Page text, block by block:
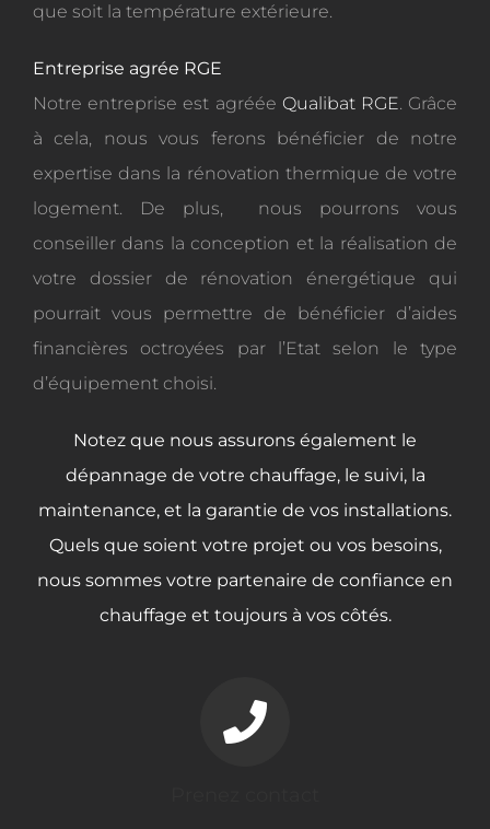
que soit la température extérieure.
Entreprise agrée RGE
Notre entreprise est agréée Qualibat RGE. Grâce
à cela, nous vous ferons bénéficier de notre
expertise dans la rénovation thermique de votre
logement. De plus, nous pourrons vous
conseiller dans la conception et la réalisation de
votre dossier de rénovation énergétique qui
pourrait vous permettre de bénéficier d’aides
financières octroyées par l’Etat selon le type
d’équipement choisi.
Notez que nous assurons également le
dépannage de votre chauffage, le suivi, la
maintenance, et la garantie de vos installations.
Quels que soient votre projet ou vos besoins,
nous sommes votre partenaire de confiance en
chauffage et toujours à vos côtés.